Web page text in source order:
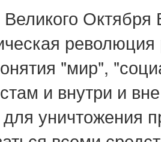
Октября
"мир",
и внутри и
уничтожения